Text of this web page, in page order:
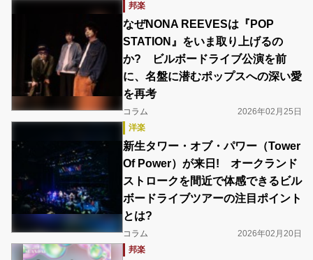
邦楽
なぜNONA REEVESは『POP
STATION』をいま取り上げるの
か? ビルボードライブ公演を前
に、名盤に潜むポップスへの深い愛
を再考
コラム
2026年02月25日
洋楽
新生タワー・オブ・パワー（Tower
Of Power）が来日! オークランド
ストロークを間近で体感できるビル
ボードライブツアーの注目ポイント
とは?
コラム
2026年02月20日
邦楽